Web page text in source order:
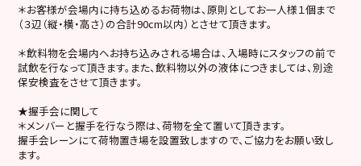
＊お客様が会場内に持ち込めるお荷物は、原則としてお一人様１個まで
（３辺（縦・横・高さ）の合計90cm以内）とさせて頂きます。
＊飲料物を会場内へお持ち込みされる場合は、入場時にスタッフの前で
試飲を行なって頂きます。また、飲料物以外の液体につきましては、別途
保安検査をさせて頂きます。
★握手会に関して
＊メンバーと握手を行なう際は、荷物を全て置いて頂きます。
握手会レーンにて荷物置き場を設置致しますので、ご協力をお願い致し
ます。